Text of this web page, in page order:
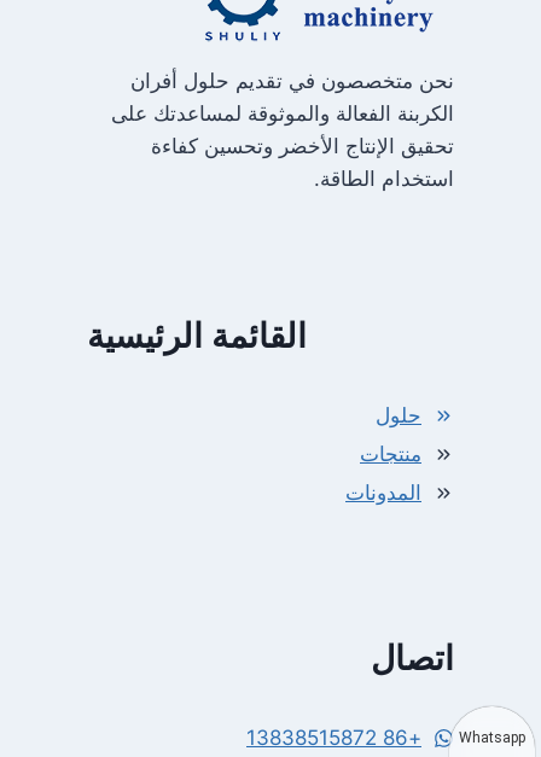
نحن متخصصون في تقديم حلول أفران
الكربنة الفعالة والموثوقة لمساعدتك على
تحقيق الإنتاج الأخضر وتحسين كفاءة
استخدام الطاقة.
القائمة الرئيسية
حلول
منتجات
المدونات
اتصال
+86 13838515872
Whatsapp